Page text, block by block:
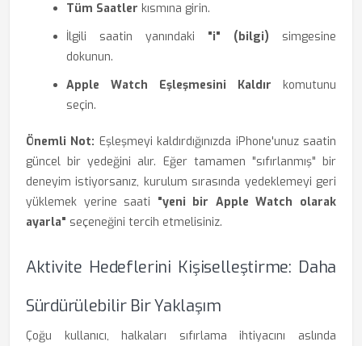
Tüm Saatler kısmına girin.
İlgili saatin yanındaki "i" (bilgi) simgesine
dokunun.
Apple Watch Eşleşmesini Kaldır komutunu
seçin.
Önemli Not: Eşleşmeyi kaldırdığınızda iPhone'unuz saatin
güncel bir yedeğini alır. Eğer tamamen "sıfırlanmış" bir
deneyim istiyorsanız, kurulum sırasında yedeklemeyi geri
yüklemek yerine saati "yeni bir Apple Watch olarak
ayarla" seçeneğini tercih etmelisiniz.
Aktivite Hedeflerini Kişiselleştirme: Daha
Sürdürülebilir Bir Yaklaşım
Çoğu kullanıcı, halkaları sıfırlama ihtiyacını aslında